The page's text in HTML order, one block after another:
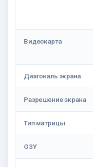
Видеокарта
Диагональ экрана
Разрешение экрана
Тип матрицы
ОЗУ